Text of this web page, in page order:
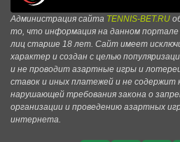
Администрация сайта TENNIS-BET.RU
то, что информация на данном портале
лиц старше 18 лет. Сайт имеет
характер и создан с целью
и не проводит азартные игры и
ставок и иных платежей и не содержит
нарушающей требования закона о
организации и проведению азартных
интернета.